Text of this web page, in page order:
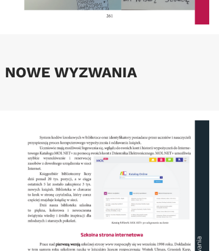
NOWE WYZWANIA